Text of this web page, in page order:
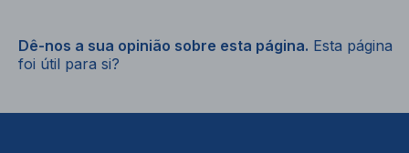
Dê-nos a sua opinião sobre esta página. Esta página
foi útil para si?